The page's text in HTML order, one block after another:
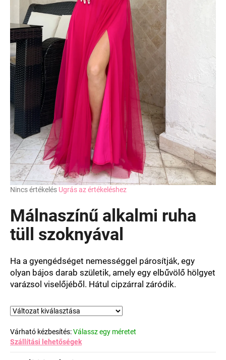
A
átlagos
értékelése
5-
ből
csillag.
Nincs értékelés Ugrás az értékeléshez
Málnaszínű alkalmi ruha
tüll szoknyával
Ha a gyengédséget nemességgel párosítják, egy
olyan bájos darab születik, amely egy elbűvölő hölgyet
varázsol viselőjéből. Hátul cipzárral záródik.
Várható kézbesítés:Válassz egy méretet
Szállítási lehetőségek